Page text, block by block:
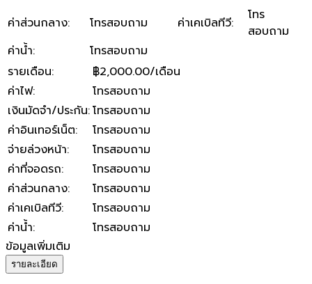
ค่าส่วนกลาง: โทรสอบถาม ค่าเคเบิลทีวี:
โทร
สอบถาม
ค่าน้ำ:
โทรสอบถาม
รายเดือน:
฿2,000.00/เดือน
ค่าไฟ:
โทรสอบถาม
เงินมัดจำ/ประกัน:โทรสอบถาม
ค่าอินเทอร์เน็ต:
โทรสอบถาม
จ่ายล่วงหน้า:
โทรสอบถาม
ค่าที่จอดรถ:
โทรสอบถาม
ค่าส่วนกลาง:
โทรสอบถาม
ค่าเคเบิลทีวี:
โทรสอบถาม
ค่าน้ำ:
โทรสอบถาม
ข้อมูลเพิ่มเติม
รายละเอียด